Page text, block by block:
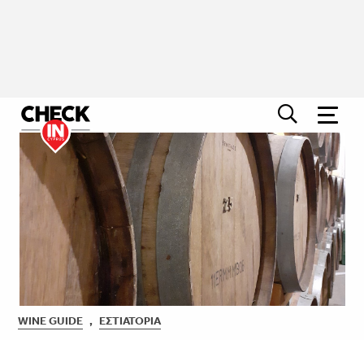
WINE GUIDE , ΕΣΤΙΑΤΌΡΙΑ